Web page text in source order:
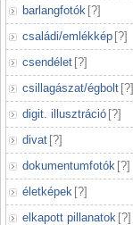
barlangfotók [?]
családi/emlékkép [?]
csendélet [?]
csillagászat/égbolt [?]
digit. illusztráció [?]
divat [?]
dokumentumfotók [?]
életképek [?]
elkapott pillanatok [?]